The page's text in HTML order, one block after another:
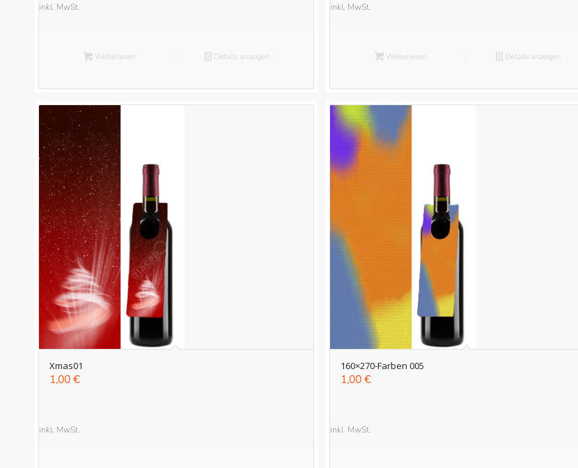
inkl. MwSt.
Weiterlesen Details anzeigen
inkl. MwSt.
Weiterlesen Details anzeigen
Xmas01
1,00 €
inkl. MwSt.
160×270-Farben 005
1,00 €
inkl. MwSt.